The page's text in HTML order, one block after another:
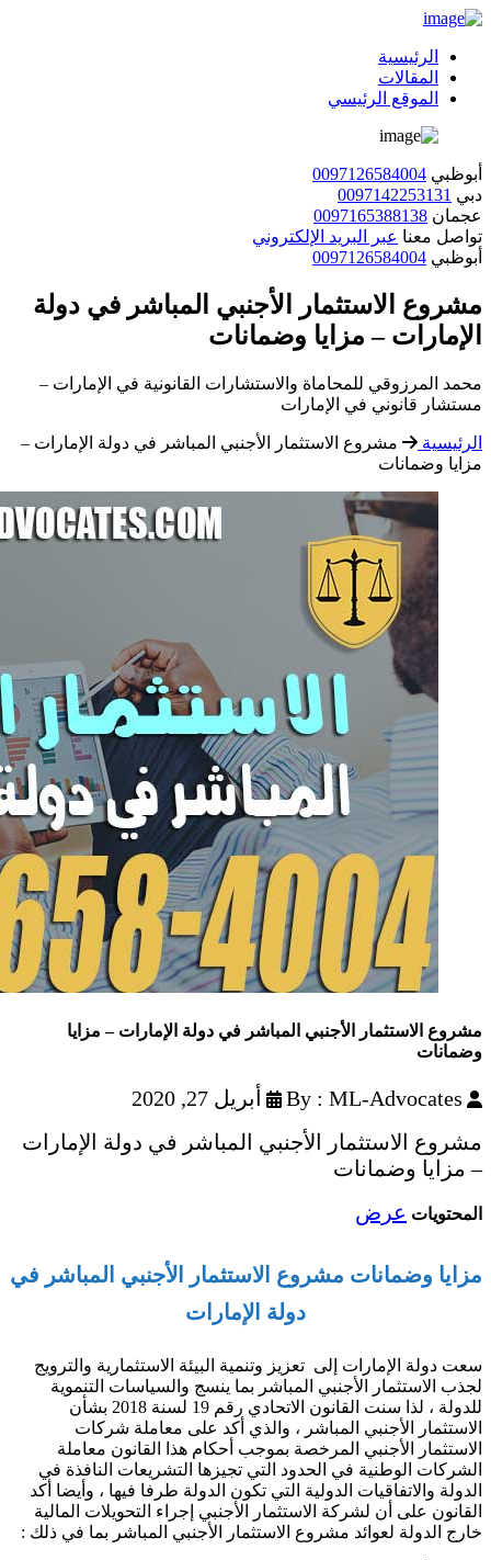
الرئيسية
المقالات
الموقع الرئيسي
أبوظبي 0097126584004
دبي 0097142253131
عجمان 0097165388138
تواصل معنا عبر البريد الإلكتروني
أبوظبي 0097126584004
مشروع الاستثمار الأجنبي المباشر في دولة
الإمارات – مزايا وضمانات
محمد المرزوقي للمحاماة والاستشارات القانونية في الإمارات –
مستشار قانوني في الإمارات
الرئيسية
مشروع الاستثمار الأجنبي المباشر في دولة الإمارات –
مزايا وضمانات
مشروع الاستثمار الأجنبي المباشر في دولة الإمارات – مزايا
وضمانات
By : ML-Advocates
أبريل 27, 2020
مشروع الاستثمار الأجنبي المباشر في دولة الإمارات
– مزايا وضمانات
المحتويات عرض
مزايا وضمانات مشروع الاستثمار الأجنبي المباشر في
دولة الإمارات
سعت دولة الإمارات إلى تعزيز وتنمية البيئة الاستثمارية والترويج
لجذب الاستثمار الأجنبي المباشر بما ينسج والسياسات التنموية
للدولة ، لذا سنت القانون الاتحادي رقم 19 لسنة 2018 بشأن
الاستثمار الأجنبي المباشر ، والذي أكد على معاملة شركات
الاستثمار الأجنبي المرخصة بموجب أحكام هذا القانون معاملة
الشركات الوطنية في الحدود التي تجيزها التشريعات النافذة في
الدولة والاتفاقيات الدولية التي تكون الدولة طرفا فيها ، وأيضا أكد
القانون على أن لشركة الاستثمار الأجنبي إجراء التحويلات المالية
خارج الدولة لعوائد مشروع الاستثمار الأجنبي المباشر بما في ذلك :